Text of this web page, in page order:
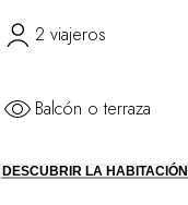
2 viajeros
Balcón o terraza
DESCUBRIR LA HABITACIÓN